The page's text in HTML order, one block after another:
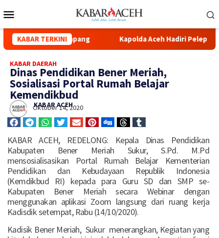
KABAR TERKINI
Kuala Simpang Kapolda Aceh Hadiri Pelepasan
KABAR DAERAH
Dinas Pendidikan Bener Meriah,
Sosialisasi Portal Rumah Belajar
Kemendikbud
KABAR ACEH
Oktober 14, 2020
KABAR ACEH, REDELONG: Kepala Dinas Pendidikan
Kabupaten Bener Meriah Sukur, S.Pd. M.Pd
mensosialisasikan Portal Rumah Belajar Kementerian
Pendidikan dan Kebudayaan Republik Indonesia
(Kemdikbud RI) kepada para Guru SD dan SMP se-
Kabupaten Bener Meriah secara Webinar dengan
menggunakan aplikasi Zoom langsung dari ruang kerja
Kadisdik setempat, Rabu (14/10/2020).
Kadisik Bener Meriah, Sukur menerangkan, Kegiatan yang